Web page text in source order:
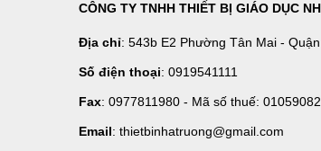
CÔNG TY TNHH THIẾT BỊ GIÁO DỤC
Địa chỉ: 543b E2 Phường Tân Mai -
Số điện thoại: 0919541111
Fax: 0977811980 - Mã số thuế:
Email: thietbinhatruong@gmail.com